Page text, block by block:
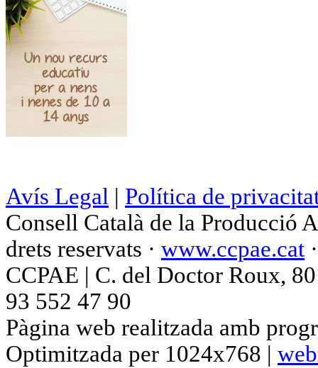
Avís Legal | Política de
Consell Català de la Producció
drets reservats · www.ccpae.cat
CCPAE | C. del Doctor Roux,
93 552 47 90
Pàgina web realitzada amb
Optimitzada per 1024x768 |